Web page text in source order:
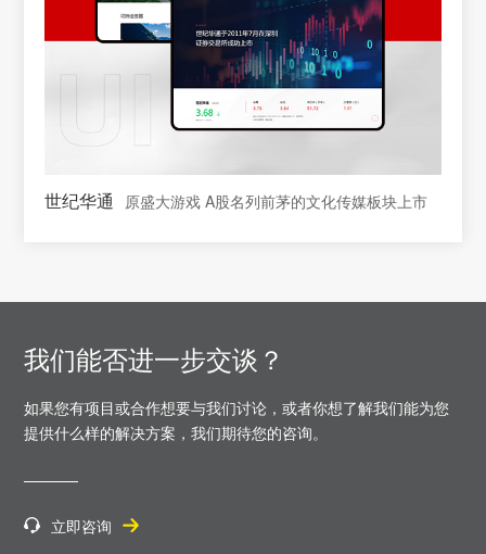
世纪华通 原盛大游戏 A股名列前茅的文化传媒板块上市
我们能否进一步交谈？
如果您有项目或合作想要与我们讨论，或者你想了解我们能为您
提供什么样的解决方案，我们期待您的咨询。
立即咨询